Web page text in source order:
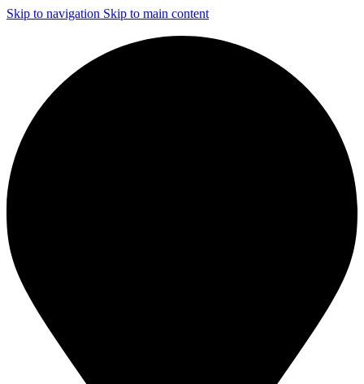
Skip to navigation Skip to main content